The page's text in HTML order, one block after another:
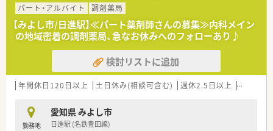
パート・アルバイト
調剤薬局
【みよし市/日進駅】≪パート薬剤師さんの募集≫内科メイン
の地域密着の調剤薬局、急なお休みへのフォローあり♪
検討リストに追加
年間休日120日以上 土日休み(相談可含む) 週休2.5日以上 未経験可
勤務地
愛知県 みよし市
日進駅 (名鉄豊田線)